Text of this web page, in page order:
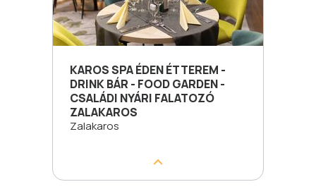
KAROS SPA ÉDEN ÉTTEREM -
DRINK BÁR - FOOD GARDEN -
CSALÁDI NYÁRI FALATOZÓ
ZALAKAROS
Zalakaros